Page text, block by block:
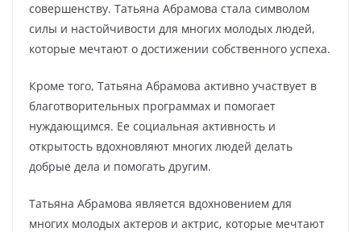
совершенству. Татьяна Абрамова стала символом
силы и настойчивости для многих молодых людей,
которые мечтают о достижении собственного успеха.
Кроме того, Татьяна Абрамова активно участвует в
благотворительных программах и помогает
нуждающимся. Ее социальная активность и
открытость вдохновляют многих людей делать
добрые дела и помогать другим.
Татьяна Абрамова является вдохновением для
многих молодых актеров и актрис, которые мечтают